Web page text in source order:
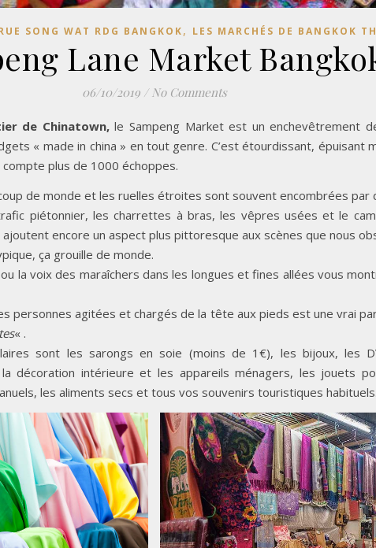
SONG WAT RDG BANGKOK, LES MARCHÉS DE BANGKOK
Lane Market
06/10/2019 / No Comments
de Chinatown,le Sampeng Market est un enchevêtrement
« made in china » en tout genre. C’est étourdissant, épuisant
compte plus de 1000 échoppes.
de monde et les ruelles étroites sont souvent encombrées par
piétonnier, les charrettes à bras, les vêpres usées et le
encore un aspect plus pittoresque aux scènes que nous
ça grouille de monde.
la voix des maraîchers dans les longues et fines allées vous
personnes agitées et chargés de la tête aux pieds est une vrai
« .
sont les sarongs en soie (moins de 1€), les bijoux, les
décoration intérieure et les appareils ménagers, les jouets
les aliments secs et tous vos souvenirs touristiques habituels.